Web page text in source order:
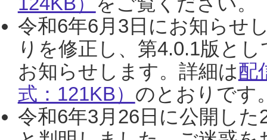
令和6年6月3日にお知らせ
りを修正し、第4.0.1版と
お知らせします。詳細は配
式：121KB） のとおりです
令和6年3月26日に公開し